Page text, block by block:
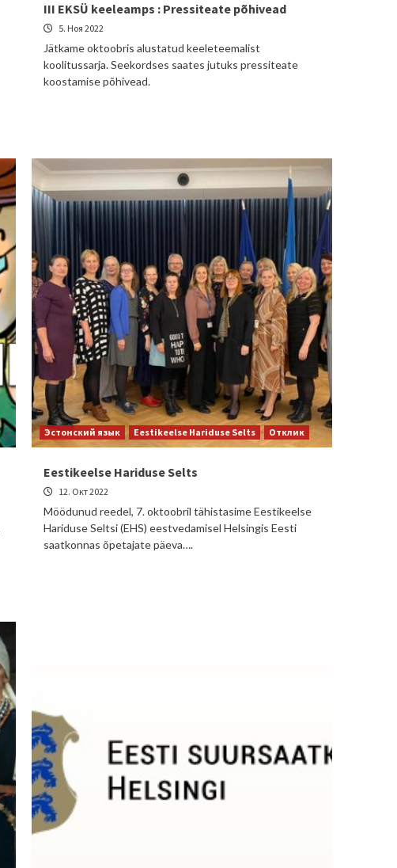
III EKSÜ keeleamps : Pressiteate põhivead
5. Ноя 2022
Jätkame oktoobris alustatud keeleteemalist
koolitussarja. Seekordses saates jutuks pressiteate
koostamise põhivead.
Эстонский язык Eestikeelse Hariduse Selts Отклик
Eestikeelse Hariduse Selts
12. Окт 2022
Möödunud reedel, 7. oktoobril tähistasime Eestikeelse
Hariduse Seltsi (EHS) eestvedamisel Helsingis Eesti
saatkonnas õpetajate päeva….